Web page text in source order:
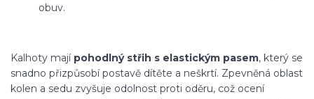
obuv.
Kalhoty mají pohodlný střih s elastickým pasem, který se
snadno přizpůsobí postavě dítěte a neškrtí. Zpevněná oblast
kolen a sedu zvyšuje odolnost proti oděru, což ocení